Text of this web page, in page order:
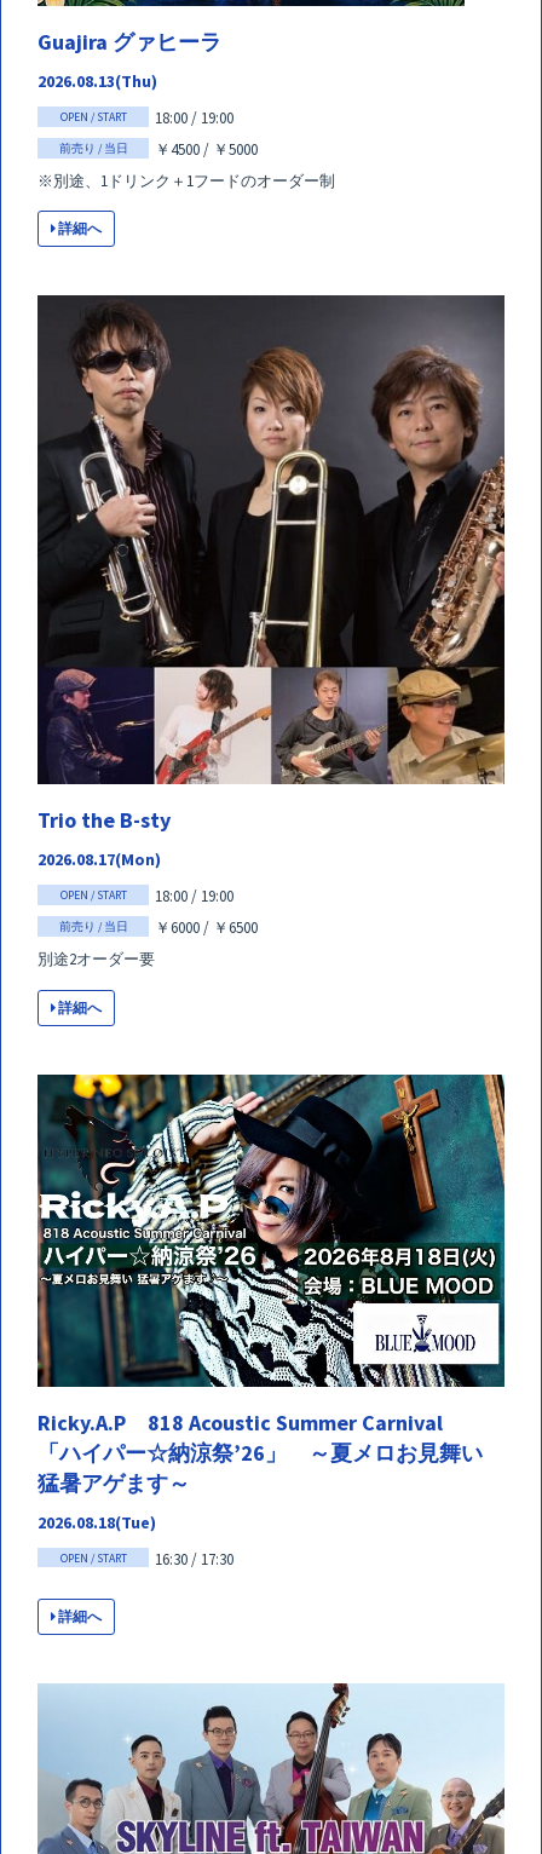
Guajira グァヒーラ
2026.08.13(Thu)
OPEN / START 18:00 / 19:00
前売り / 当日
￥4500 / ￥5000
※別途、1ドリンク＋1フードのオーダー制
詳細へ
Trio the B-sty
2026.08.17(Mon)
OPEN / START 18:00 / 19:00
前売り / 当日
￥6000 / ￥6500
別途2オーダー要
詳細へ
Ricky.A.P 818 Acoustic Summer Carnival
「ハイパー☆納涼祭’26」 ～夏メロお見舞い
猛暑アゲます～
2026.08.18(Tue)
OPEN / START 16:30 / 17:30
詳細へ